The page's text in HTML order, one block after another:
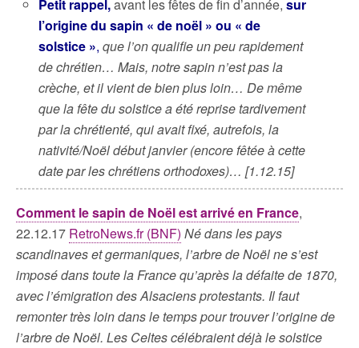
Petit rappel,avant les fêtes de fin d’année,sur
l’origine du sapin « de noël » ou « de
solstice », que l’on qualifie un peu rapidement
de chrétien… Mais, notre sapin n’est pas la
crèche, et il vient de bien plus loin… De même
que la fête du solstice a été reprise tardivement
par la chrétienté, qui avait fixé, autrefois, la
nativité/Noël début janvier (encore fêtée à cette
date par les chrétiens orthodoxes)… [1.12.15]
Comment le sapin de Noël est arrivé en France,
22.12.17 RetroNews.fr (BNF) Né dans les pays
scandinaves et germaniques, l’arbre de Noël ne s’est
imposé dans toute la France qu’après la défaite de 1870,
avec l’émigration des Alsaciens protestants. Il faut
remonter très loin dans le temps pour trouver l’origine de
l’arbre de Noël. Les Celtes célébraient déjà le solstice